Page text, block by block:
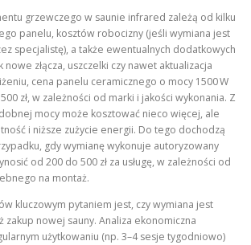
grzewczego w saunie infrared zależą od kilku
panelu, kosztów robocizny (jeśli wymiana jest
specjalistę), a także ewentualnych dodatkowych
złącza, uszczelki czy nawet aktualizacja
cena panelu ceramicznego o mocy 1500 W
zł, w zależności od marki i jakości wykonania. Z
mocy może kosztować nieco więcej, ale
i niższe zużycie energii. Do tego dochodzą
gdy wymianę wykonuje autoryzowany
od 200 do 500 zł za usługę, w zależności od
na montaż.
kluczowym pytaniem jest, czy wymiana jest
zakup nowej sauny. Analiza ekonomiczna
użytkowaniu (np. 3–4 sesje tygodniowo)